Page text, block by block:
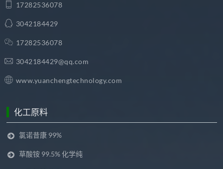
17282536078
3042184429
17282536078
3042184429@qq.com
www.yuanchengtechnology.com
化工原料
氯诺昔康 99%
草酸铵 99.5% 化学纯